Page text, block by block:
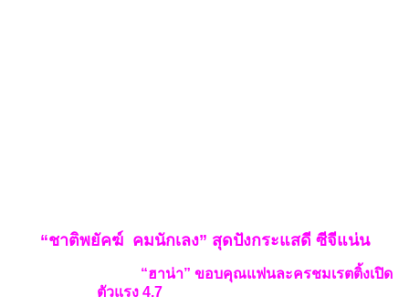
“ชาติพยัคฆ์ คมนักเลง” สุดปังกระแสดี ซีจีแน่น
“ฮาน่า” ขอบคุณแฟนละครชมเรตติ้งเปิด
ตัวแรง 4.7